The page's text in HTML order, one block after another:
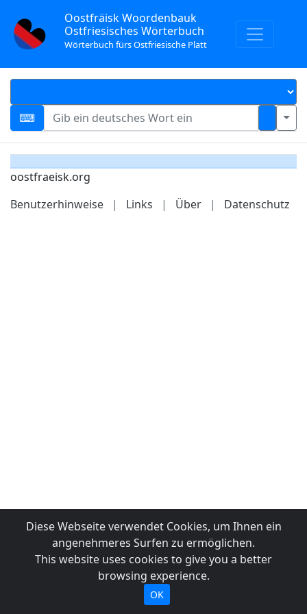
Oostfräisk Woordenbauk
Ostfriesisches Wörterbuch
Wörterbuch fürs Ostfriesische Platt
oostfraeisk.org
Benutzerhinweise
| Links | Über | Datenschutz
Diese Webseite verwendet Cookies, um Ihnen ein
angenehmeres Surfen zu ermöglichen.
This website uses cookies to give you a better
browsing experience.
OK